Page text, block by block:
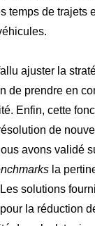
temps de trajets
ajuster la
de prendre en
Enfin, cette
de
avons validé
la
solutions
la réduction